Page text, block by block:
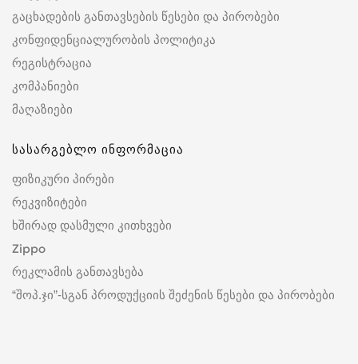
გაცხადების განთავსების წესები და პირობები
კონფიდენციალურობის პოლიტიკა
რეგისტრაცია
კომპანიები
მაღაზიები
სასარგებლო ინფორმაცია
ფიზიკური პირები
რეკვიზიტები
ხშირად დასმული კითხვები
Zippo
რეკლამის განთავსება
“შოპ.ჯი”-სგან პროდუქციის შეძენის წესები და პირობები